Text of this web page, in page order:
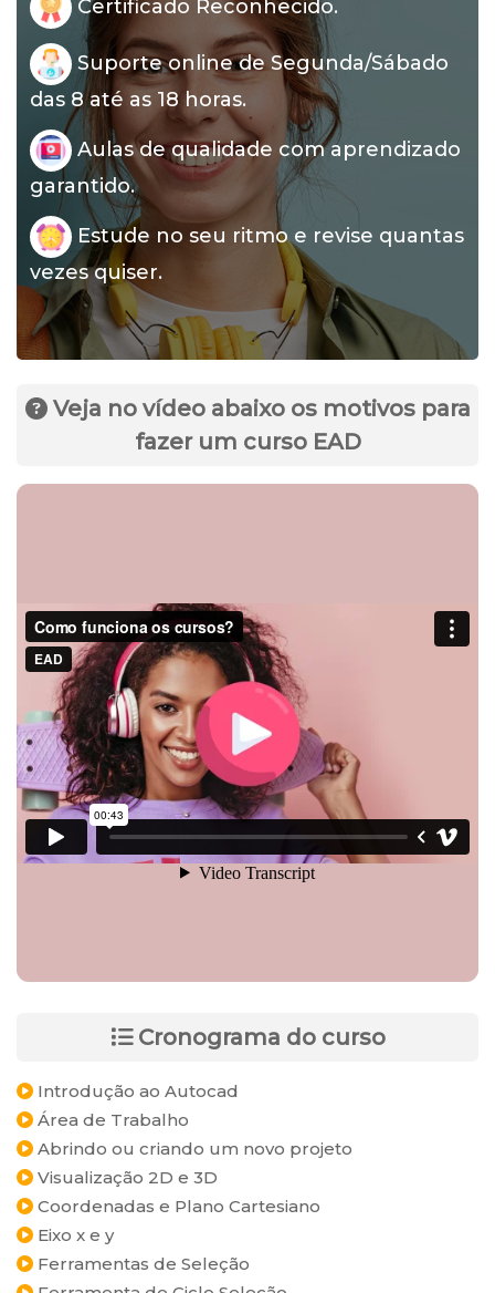
Certificado Reconhecido.
Suporte online de Segunda/Sábado
das 8 até as 18 horas.
Aulas de qualidade com aprendizado
garantido.
Estude no seu ritmo e revise quantas
vezes quiser.
Veja no vídeo abaixo os motivos para
fazer um curso EAD
Cronograma do curso
Introdução ao Autocad
Área de Trabalho
Abrindo ou criando um novo projeto
Visualização 2D e 3D
Coordenadas e Plano Cartesiano
Eixo x e y
Ferramentas de Seleção